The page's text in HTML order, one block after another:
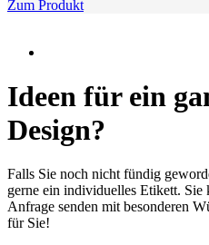
Zum Produkt
Ideen für ein
Design?
Falls Sie noch nicht fündig
gerne ein individuelles Etikett. Sie
Anfrage senden mit besonderen
für Sie!